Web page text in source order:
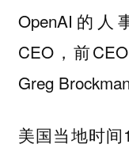
OpenAI的人
CEO，前
Greg
美国当地时间